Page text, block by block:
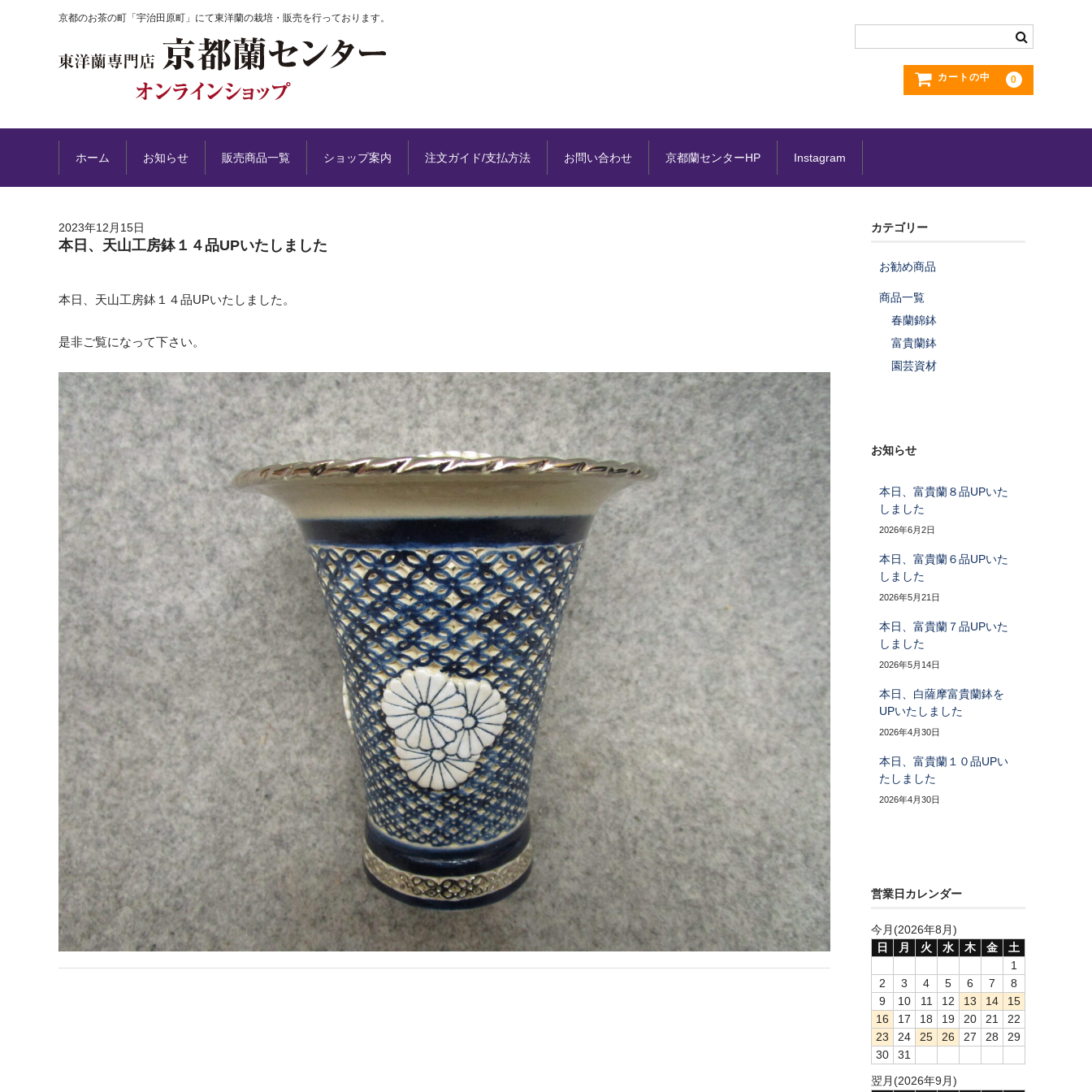
京都のお茶の町「宇治田原町」にて東洋蘭の栽培・販売を行っております。
カートの中 0
ホーム お知らせ 販売商品一覧 ショップ案内 注文ガイド/支払方法 お問い合わせ 京都蘭センターHP Instagram
2023年12月15日
本日、天山工房鉢１４品UPいたしました
本日、天山工房鉢１４品UPいたしました。
是非ご覧になって下さい。
カテゴリー
お勧め商品
商品一覧
春蘭錦鉢
富貴蘭鉢
園芸資材
お知らせ
本日、富貴蘭８品UPいた
しました
2026年6月2日
本日、富貴蘭６品UPいた
しました
2026年5月21日
本日、富貴蘭７品UPいた
しました
2026年5月14日
本日、白薩摩富貴蘭鉢を
UPいたしました
2026年4月30日
本日、富貴蘭１０品UPい
たしました
2026年4月30日
営業日カレンダー
今月(2026年8月)
日
月 火 水 木 金
土
1
2
3 4 5 6 7
8
9
10 11 12 13 14
15
16
17 18 19 20 21
22
23
24 25 26 27 28
29
30
31
翌月(2026年9月)